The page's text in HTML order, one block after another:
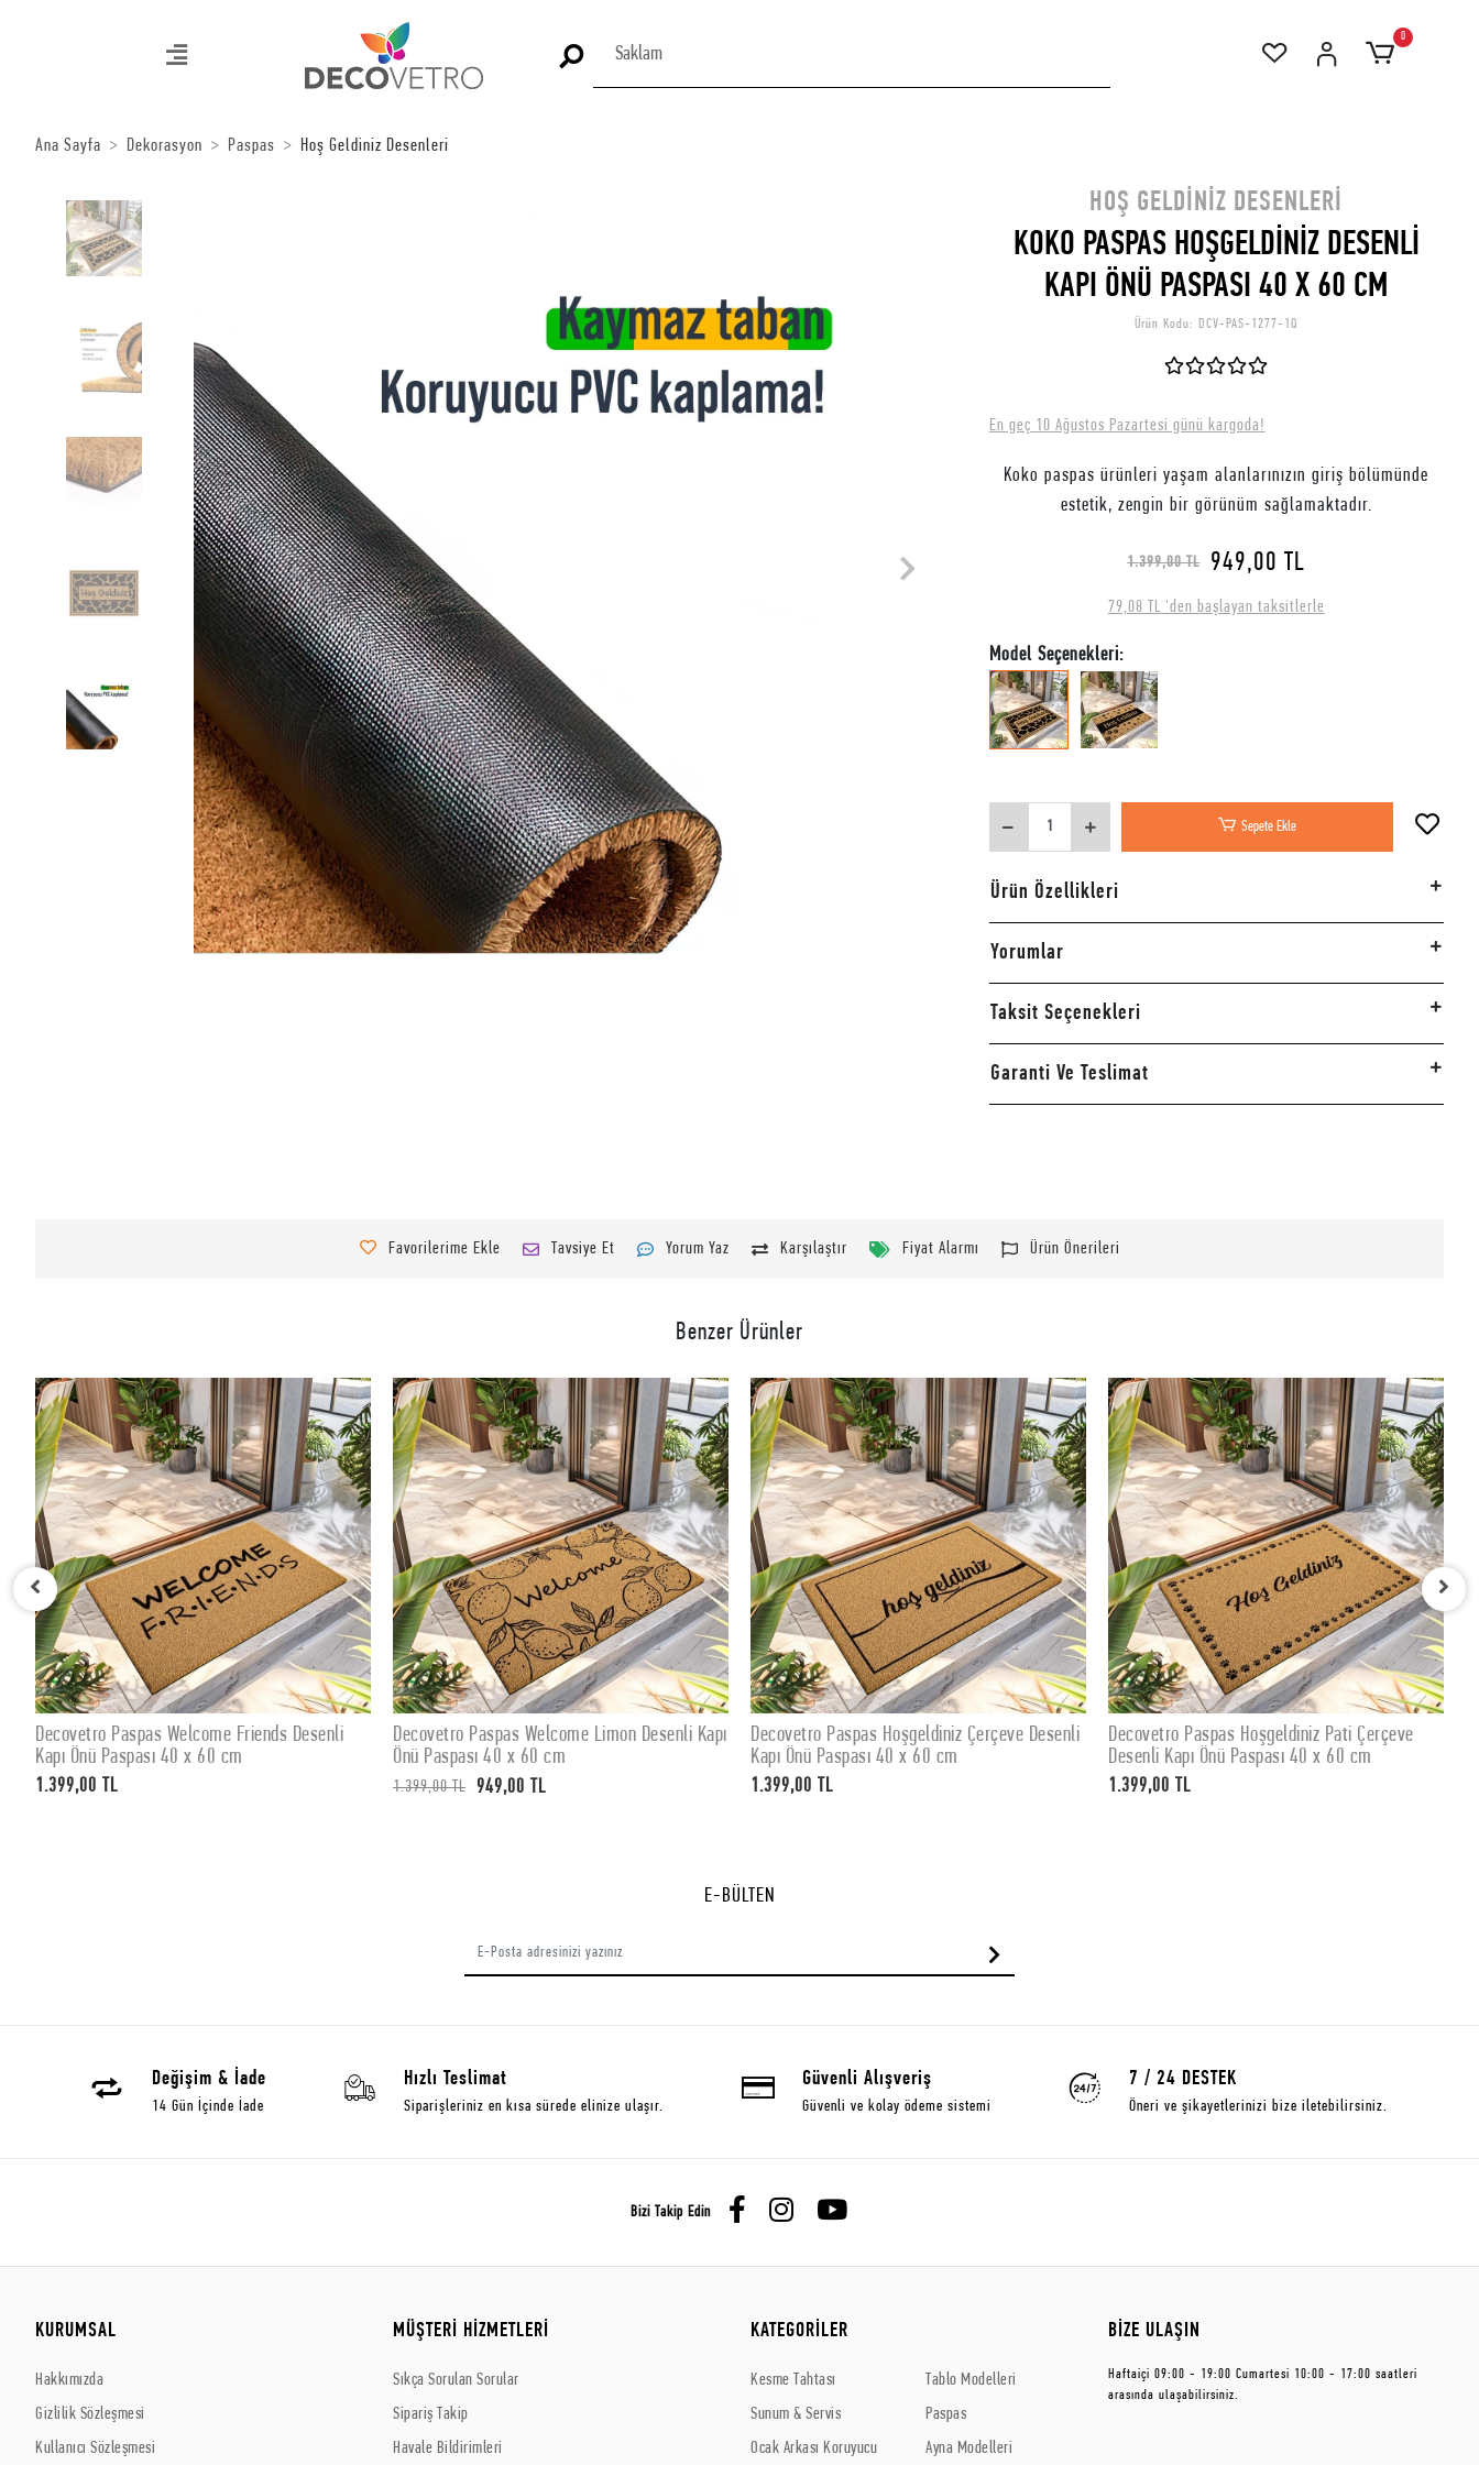
0
Ana Sayfa Dekorasyon Paspas Hoş Geldiniz Desenleri
HOŞ GELDINIZ DESENLERI
KOKO PASPAS HOŞGELDİNİZ DESENLİ
KAPI ÖNÜ PASPASI 40 X 60 CM
Ürün Kodu: DCV-PAS-1277-1Q
En geç 10 Ağustos Pazartesi günü kargoda!
Koko paspas ürünleri yaşam alanlarınızın giriş bölümünde
estetik, zengin bir görünüm sağlamaktadır.
1.399,00 TL 949,00 TL
79,08 TL 'den başlayan taksitlerle
Model Seçenekleri:
Sepete Ekle
Ürün Özellikleri
Yorumlar
Taksit Seçenekleri
Garanti Ve Teslimat
Favorilerime Ekle Tavsiye Et Yorum Yaz Karşılaştır Fiyat Alarmı Ürün Önerileri
Benzer Ürünler
SEPETE EKLE
Decovetro Paspas Welcome Friends Desenli
Kapı Önü Paspası 40 x 60 cm
1.399,00 TL
SEPETE EKLE
Decovetro Paspas Welcome Limon Desenli Kapı
Önü Paspası 40 x 60 cm
1.399,00 TL 949,00 TL
SEPETE EKLE
Decovetro Paspas Hoşgeldiniz Çerçeve Desenli
Kapı Önü Paspası 40 x 60 cm
1.399,00 TL
SEPETE EKLE
Decovetro Paspas Hoşgeldiniz Pati Çerçeve
Desenli Kapı Önü Paspası 40 x 60 cm
1.399,00 TL
E-BÜLTEN
Değişim & İade
14 Gün İçinde İade
Hızlı Teslimat
Siparişleriniz en kısa sürede elinize ulaşır.
Güvenli Alışveriş
Güvenli ve kolay ödeme sistemi
7 / 24 DESTEK
Öneri ve şikayetlerinizi bize iletebilirsiniz.
Bizi Takip Edin
KURUMSAL
Hakkımızda
Gizlilik Sözleşmesi
Kullanıcı Sözleşmesi
MÜŞTERİ HİZMETLERİ
Sıkça Sorulan Sorular
Sipariş Takip
Havale Bildirimleri
KATEGORİLER
Kesme Tahtası
Sunum & Servis
Ocak Arkası Koruyucu
Tablo Modelleri
Paspas
Ayna Modelleri
BİZE ULAŞIN
Haftaiçi 09:00 - 19:00 Cumartesi 10:00 - 17:00 saatleri
arasında ulaşabilirsiniz.